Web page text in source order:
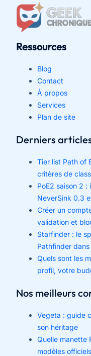
Ressources
Blog
Contact
À propos
Services
Plan de site
Derniers
Tier list Path of
critères de
PoE2 saison 2
NeverSink 0.3
Créer un
validation et
Starfinder : le
Pathfinder
Quels sont les
profil, votre
Nos meilleurs
Vegeta : guide
son héritage
Quelle manette
modèles